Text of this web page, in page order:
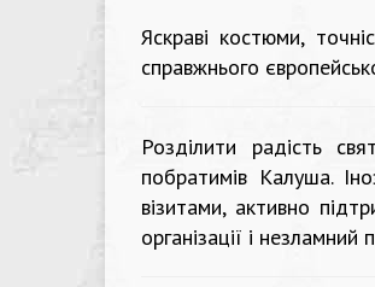
Яскраві костюми,
справжнього
Розділити радість
побратимів Калуша.
візитами, активно
організації і